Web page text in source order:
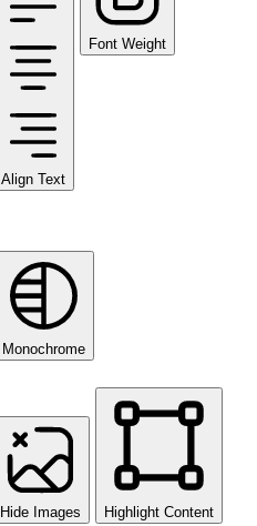
Align Text
Font Weight
Monochrome
Hide Images Highlight Content